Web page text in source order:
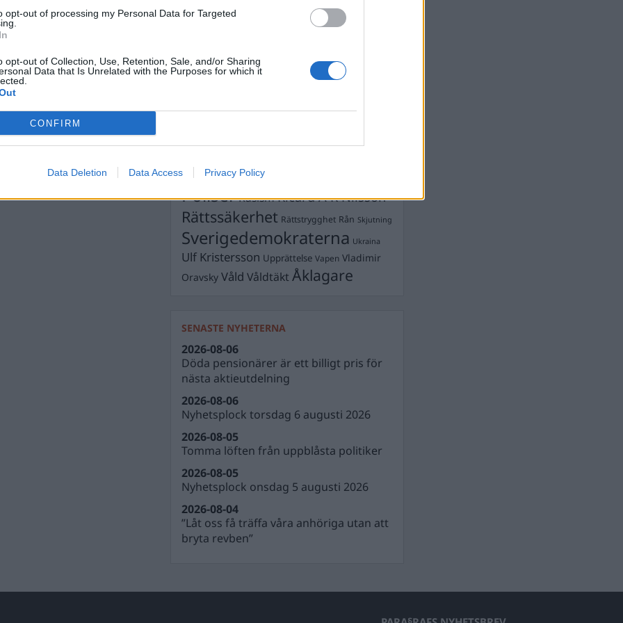
opt-out of processing my Personal Data for Targeted
opt-out of Collection, Use, Retention, Sale, and/or Sharing
Data that Is Unrelated with the Purposes for which it
CONFIRM
Data Deletion Data Access Privacy Policy
präglat av stora
led följderna av att
sedan men minnet är
som oftast med att
Demokrati Dick Sundevall
Fängelse Förhör
Jimmie Åkesson Kokainmålet
LagarMichael Pålsson
Silventoinen Petter Inedahl
PoliserRasismRicard A R Nilsson
Rättssäkerhet Rättstrygghet Rån Skjutning
Sverigedemokraterna Ukraina
Ulf Kristersson Upprättelse Vapen Vladimir
Oravsky Våld Våldtäkt Åklagare
SENASTE NYHETERNA
Döda pensionärer är ett billigt pris för
nästa aktieutdelning
2026-08-06
Nyhetsplock torsdag 6 augusti 2026
2026-08-06
Tomma löften från uppblåsta politiker
2026-08-05
Nyhetsplock onsdag 5 augusti 2026
2026-08-05
”Låt oss få träffa våra anhöriga utan att
bryta revben”
2026-08-04